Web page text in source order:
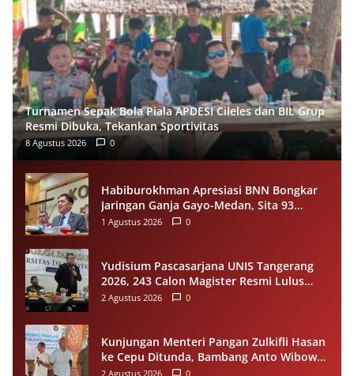
Turnamen Sepak Bola Piala APDESI Cileles dan BIL Grup
Resmi Dibuka, Tekankan Sportivitas
8 Agustus 2026 0
Habiburokhman Apresiasi BNN Bongkar
Jaringan Ganja Gayo-Medan, Sita 93
Kilogram di Sumut
1 Agustus 2026 0
Yudisium Pascasarjana UNIS Tangerang
2026, 243 Calon Magister Resmi Lulus
Siap Diwisuda Oktober
2 Agustus 2026 0
Kunjungan Menteri Pangan Zulkifli Hasan
ke Cepu Ditunda, Bambang Anto Wibowo
Tetap Salurkan Bantuan kepada Warga
2 Agustus 2026 0